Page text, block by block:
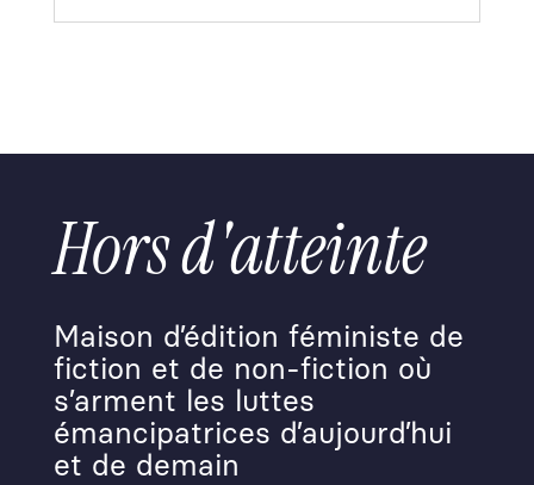
Hors d'atteinte
Maison d’édition féministe de
fiction et de non-fiction où
s’arment les luttes
émancipatrices d’aujourd’hui
et de demain